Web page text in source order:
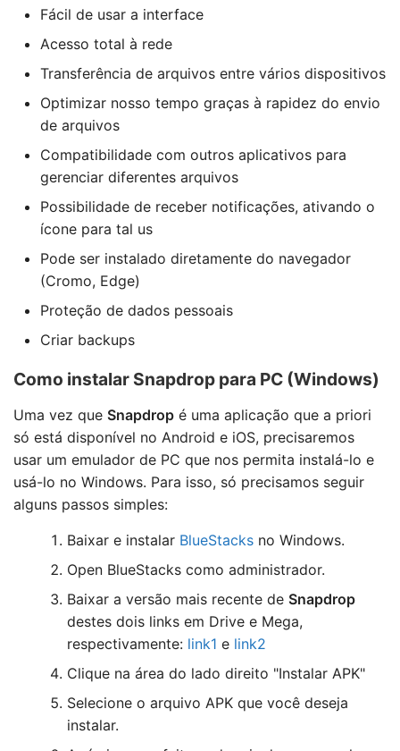
Fácil de usar a interface
Acesso total à rede
Transferência de arquivos entre vários dispositivos
Optimizar nosso tempo graças à rapidez do envio
de arquivos
Compatibilidade com outros aplicativos para
gerenciar diferentes arquivos
Possibilidade de receber notificações, ativando o
ícone para tal us
Pode ser instalado diretamente do navegador
(Cromo, Edge)
Proteção de dados pessoais
Criar backups
Como instalar Snapdrop para PC (Windows)
Uma vez que Snapdrop é uma aplicação que a priori
só está disponível no Android e iOS, precisaremos
usar um emulador de PC que nos permita instalá-lo e
usá-lo no Windows. Para isso, só precisamos seguir
alguns passos simples:
Baixar e instalar BlueStacks no Windows.
Open BlueStacks como administrador.
Baixar a versão mais recente de Snapdrop
destes dois links em Drive e Mega,
respectivamente: link1 e link2
Clique na área do lado direito "Instalar APK"
Selecione o arquivo APK que você deseja
instalar.